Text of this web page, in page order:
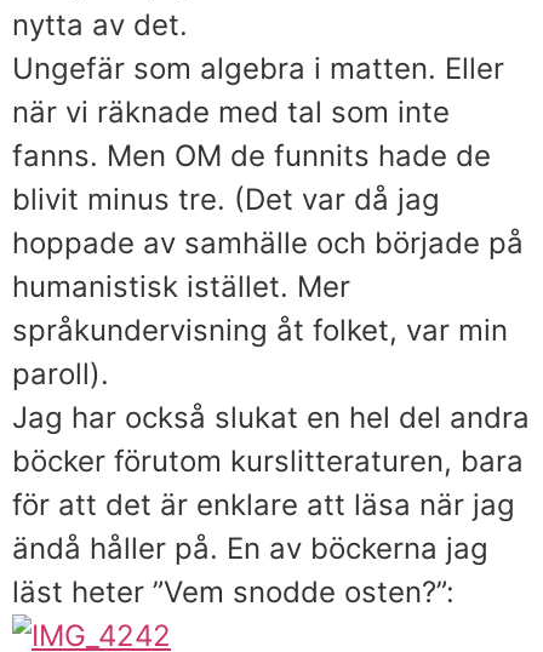
nytta av det.
Ungefär som algebra i matten. Eller
när vi räknade med tal som inte
fanns. Men OM de funnits hade de
blivit minus tre. (Det var då jag
hoppade av samhälle och började på
humanistisk istället. Mer
språkundervisning åt folket, var min
paroll).
Jag har också slukat en hel del andra
böcker förutom kurslitteraturen, bara
för att det är enklare att läsa när jag
ändå håller på. En av böckerna jag
läst heter ”Vem snodde osten?”: